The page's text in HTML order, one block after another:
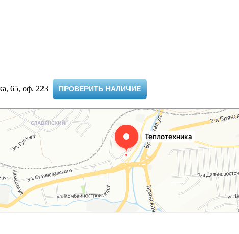
65, оф. 223 ПРОВЕРИТЬ НАЛИЧИЕ